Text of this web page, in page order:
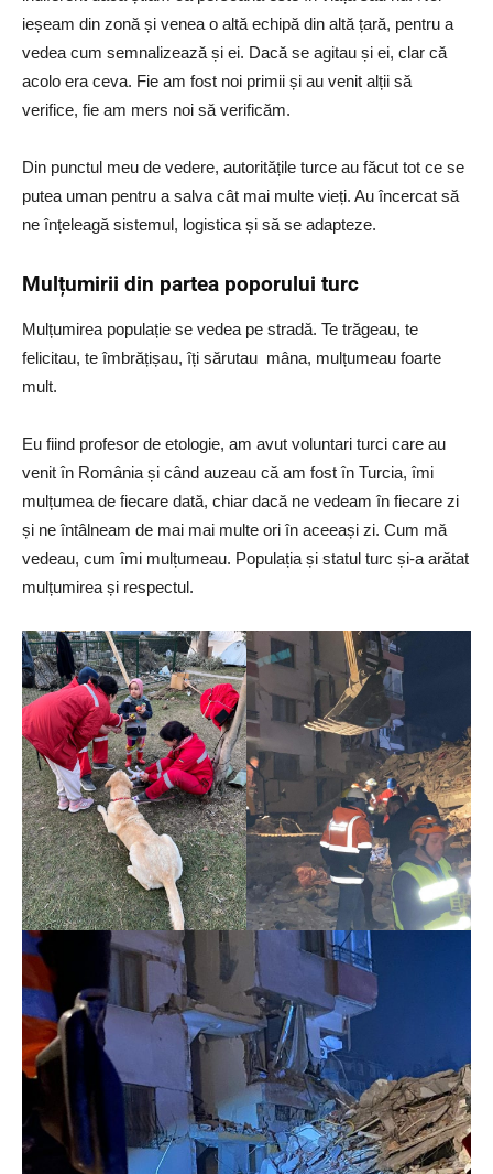
ieșeam din zonă și venea o altă echipă din altă țară, pentru a
vedea cum semnalizează și ei. Dacă se agitau și ei, clar că
acolo era ceva. Fie am fost noi primii și au venit alții să
verifice, fie am mers noi să verificăm.
Din punctul meu de vedere, autoritățile turce au făcut tot ce se
putea uman pentru a salva cât mai multe vieți. Au încercat să
ne înțeleagă sistemul, logistica și să se adapteze.
Mulțumirii din partea poporului turc
Mulțumirea populație se vedea pe stradă. Te trăgeau, te
felicitau, te îmbrățișau, îți sărutau mâna, mulțumeau foarte
mult.
Eu fiind profesor de etologie, am avut voluntari turci care au
venit în România și când auzeau că am fost în Turcia, îmi
mulțumea de fiecare dată, chiar dacă ne vedeam în fiecare zi
și ne întâlneam de mai mai multe ori în aceeași zi. Cum mă
vedeau, cum îmi mulțumeau. Populația și statul turc și-a arătat
mulțumirea și respectul.